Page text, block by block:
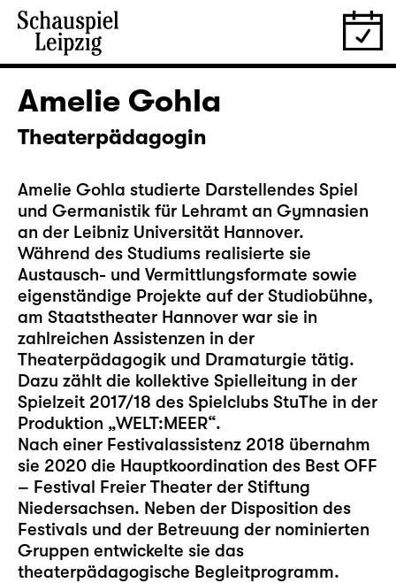
Amelie Gohla
Theaterpädagogin
Amelie Gohla studierte Darstellendes Spiel
und Germanistik für Lehramt an Gymnasien
an der Leibniz Universität Hannover.
Während des Studiums realisierte sie
Austausch- und Vermittlungsformate sowie
eigenständige Projekte auf der Studiobühne,
am Staatstheater Hannover war sie in
zahlreichen Assistenzen in der
Theaterpädagogik und Dramaturgie tätig.
Dazu zählt die kollektive Spielleitung in der
Spielzeit 2017/18 des Spielclubs StuThe in der
Produktion „WELT:MEER“.
Nach einer Festivalassistenz 2018 übernahm
sie 2020 die Hauptkoordination des Best OFF
– Festival Freier Theater der Stiftung
Niedersachsen. Neben der Disposition des
Festivals und der Betreuung der nominierten
Gruppen entwickelte sie das
theaterpädagogische Begleitprogramm.